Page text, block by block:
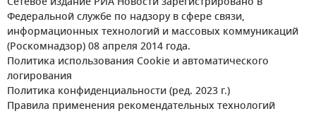
Федеральной службе по надзору в сфере связи,
информационных технологий и массовых коммуникаций
(Роскомнадзор) 08 апреля 2014 года.
Политика использования Cookie и автоматического
логирования
Политика конфиденциальности (ред. 2023 г.)
Правила применения рекомендательных технологий